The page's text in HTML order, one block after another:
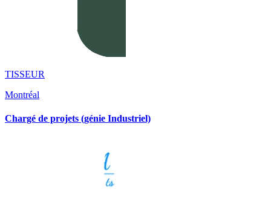
TISSEUR
Montréal
Chargé de projets (génie Industriel)